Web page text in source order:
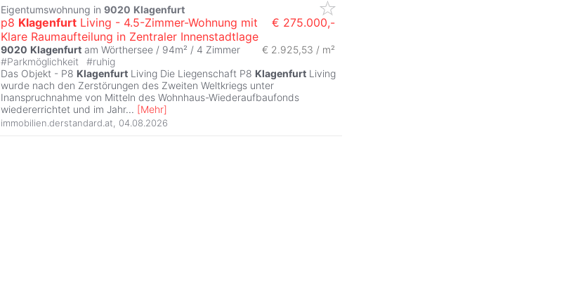
Eigentumswohnung in 9020 Klagenfurt
p8 Klagenfurt Living - 4.5-Zimmer-Wohnung mit
Klare Raumaufteilung in Zentraler Innenstadtlage
€ 275.000,-
9020 Klagenfurt am Wörthersee / 94m² / 4 Zimmer € 2.925,53 / m²
#Parkmöglichkeit #ruhig
Das Objekt - P8 Klagenfurt Living Die Liegenschaft P8 Klagenfurt Living
wurde nach den Zerstörungen des Zweiten Weltkriegs unter
Inanspruchnahme von Mitteln des Wohnhaus-Wiederaufbaufonds
wiedererrichtet und im Jahr... [Mehr]
immobilien.derstandard.at 04.08.2026